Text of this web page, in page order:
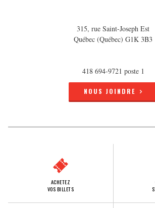
315, rue Saint-Joseph Est
Québec (Québec) G1K 3B3
418 694-9721 poste 1
NOUS JOINDRE
ACHETEZ
VOS BILLETS